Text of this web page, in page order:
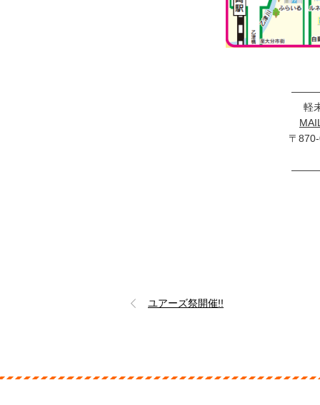
軽
〒
ユアーズ祭開催!!